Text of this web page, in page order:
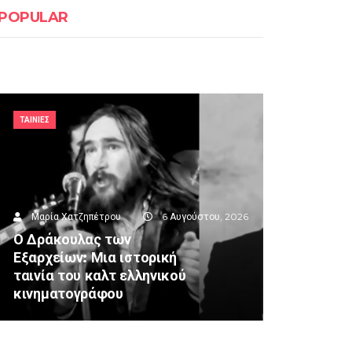
ΤΑΙΝΙΕΣ
Μαρία Χατζηπέτρου 6 Αυγούστου, 2026
Ο Δράκουλας των
Εξαρχείων: Μια ιστορική
ταινία του καλτ ελληνικού
κινηματογράφου